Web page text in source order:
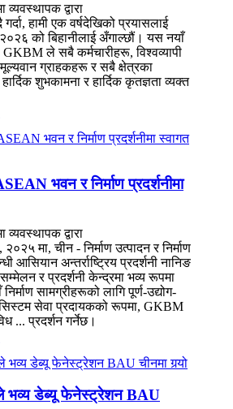
द्वारा
गर्दा, हामी एक वर्षदेखिको प्रयासलाई
२०२६ को बिहानीलाई अँगाल्छौं। यस नयाँ
GKBM ले सबै कर्मचारीहरू, विश्वव्यापी
ग्राहकहरू र सबै क्षेत्रका
शुभकामना र हार्दिक कृतज्ञता व्यक्त
भवन र निर्माण प्रदर्शनीमा
द्वारा
मा, चीन - निर्माण उत्पादन र निर्माण
आसियान अन्तर्राष्ट्रिय प्रदर्शनी नानिङ
सम्मेलन र प्रदर्शनी केन्द्रमा भव्य रूपमा
सामग्रीहरूको लागि पूर्ण-उद्योग-
सेवा प्रदायकको रूपमा, GKBM
... प्रदर्शन गर्नेछ।
डेब्यू फेनेस्ट्रेशन BAU